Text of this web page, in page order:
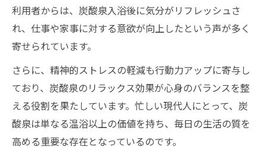
利用者からは、炭酸泉入浴後に気分がリフレッシュさ
れ、仕事や家事に対する意欲が向上したという声が多く
寄せられています。
さらに、精神的ストレスの軽減も行動力アップに寄与し
ており、炭酸泉のリラックス効果が心身のバランスを整
える役割を果たしています。忙しい現代人にとって、炭
酸泉は単なる温浴以上の価値を持ち、毎日の生活の質を
高める重要な存在となっているのです。